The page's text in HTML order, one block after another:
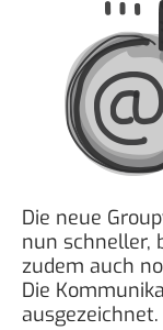
Die neue
nun schneller,
zudem auch
Die
ausgezeichnet.